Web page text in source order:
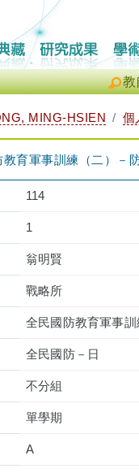
教
MING-HSIEN 個
育軍事訓練（二）－
114
1
翁明賢
戰略所
全民國防教育軍事
全民國防－日
不分組
單學期
A